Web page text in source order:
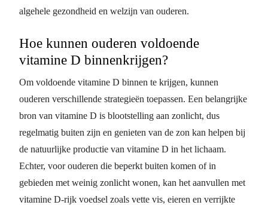
algehele gezondheid en welzijn van ouderen.
Hoe kunnen ouderen voldoende
vitamine D binnenkrijgen?
Om voldoende vitamine D binnen te krijgen, kunnen
ouderen verschillende strategieën toepassen. Een belangrijke
bron van vitamine D is blootstelling aan zonlicht, dus
regelmatig buiten zijn en genieten van de zon kan helpen bij
de natuurlijke productie van vitamine D in het lichaam.
Echter, voor ouderen die beperkt buiten komen of in
gebieden met weinig zonlicht wonen, kan het aanvullen met
vitamine D-rijk voedsel zoals vette vis, eieren en verrijkte